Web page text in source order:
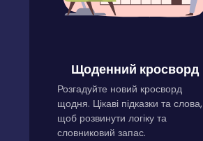
Щоденний кросворд
Розгадуйте новий кросворд
щодня. Цікаві підказки та слова,
щоб розвинути логіку та
словниковий запас.